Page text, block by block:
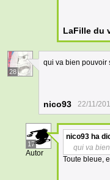
LaFille du
28
qui va bien pouvoir
nico93 22/11/
17
Autor
nico93 ha
qui va
Toute bleue,